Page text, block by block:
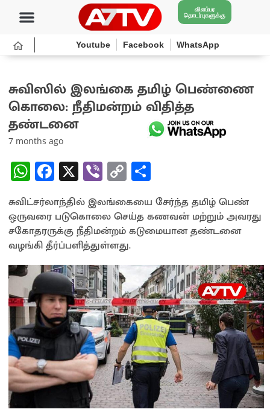
விளம்பர
தொடர்புகளுக்கு
Youtube Facebook WhatsApp
சுவிஸில் இலங்கை தமிழ் பெண்ணை
கொலை: நீதிமன்றம் விதித்த
தண்டனை
7 months ago
W
h
at
sA
p
p
Fa
ce
b
o
o
k
X Vi
b
er
C
o
py
Li
n
k
h
ar
e
சுவிட்சர்லாந்தில் இலங்கையை சேர்ந்த தமிழ் பெண்
ஒருவரை படுகொலை செய்த கணவன் மற்றும் அவரது
சகோதரருக்கு நீதிமன்றம் கடுமையான தண்டனை
வழங்கி தீர்ப்பளித்துள்ளது.